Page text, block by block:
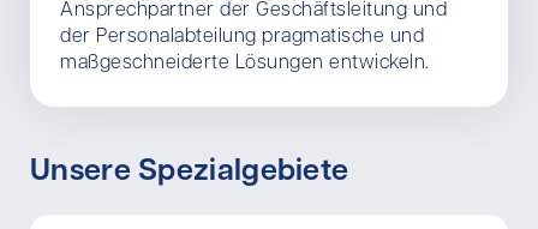
Ansprechpartner der Geschäftsleitung und
der Personalabteilung pragmatische und
maßgeschneiderte Lösungen entwickeln.
Unsere Spezialgebiete